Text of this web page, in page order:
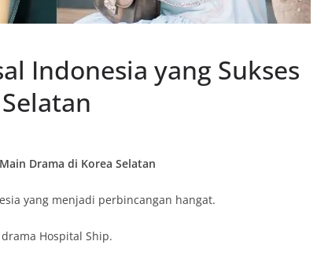
Indonesia yang Sukses
Drama di Korea Selatan
yang menjadi perbincangan hangat.
Hospital Ship.